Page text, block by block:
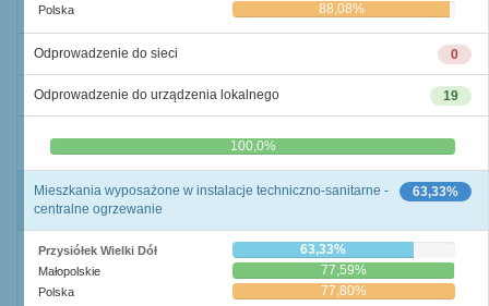
Polska 88,08%
0
Odprowadzenie do sieci
19
Odprowadzenie do urządzenia lokalnego
0,0% 100,0%
63,33%
Mieszkania wyposażone w instalacje techniczno-sanitarne -
centralne ogrzewanie
Przysiółek Wielki Dół 63,33%
Małopolskie 77,59%
Polska 77,80%